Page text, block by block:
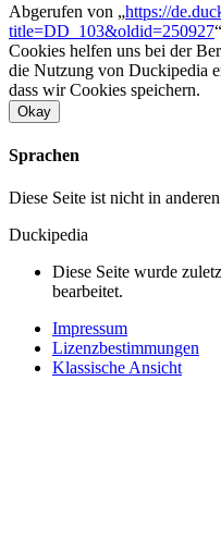
Abgerufen von „https://
title=DD_103&oldid=250927“
Cookies helfen uns bei der
die Nutzung von Duckipedia
dass wir Cookies speichern.
Okay
Sprachen
Diese Seite ist nicht in
Duckipedia
Diese Seite wurde
bearbeitet.
Impressum
Lizenzbestimmungen
Klassische Ansicht